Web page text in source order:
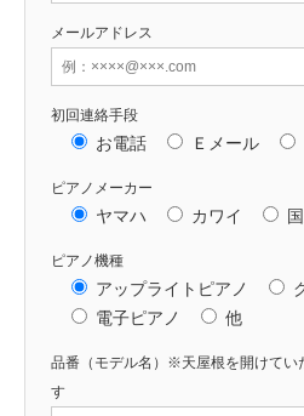
メールアドレス
初回連絡手段
お電話 Ｅメール
ピアノメーカー
ヤマハ カワイ
ピアノ機種
アップライトピアノ
電子ピアノ
他
品番（モデル名）※天屋根を開けてい
す